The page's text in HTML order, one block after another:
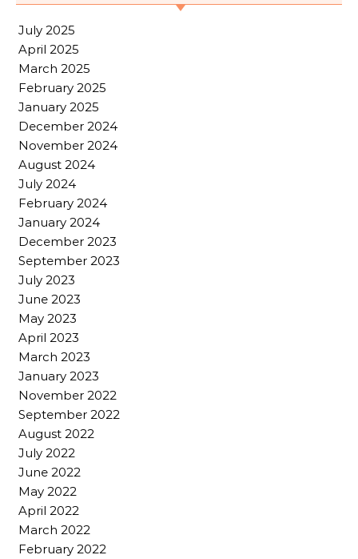
July 2025
April 2025
March 2025
February 2025
January 2025
December 2024
November 2024
August 2024
July 2024
February 2024
January 2024
December 2023
September 2023
July 2023
June 2023
May 2023
April 2023
March 2023
January 2023
November 2022
September 2022
August 2022
July 2022
June 2022
May 2022
April 2022
March 2022
February 2022